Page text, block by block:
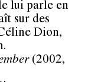
lui parle en
sur des
Dion,
(2002,